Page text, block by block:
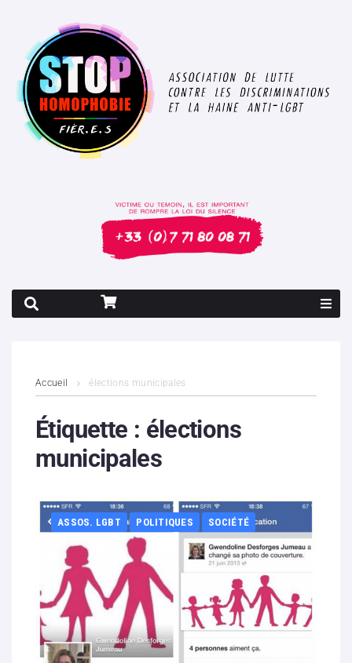
Contenus litigieux
Nous soutenir
Partenaires
Contacts
Hébergement solidaire
Accueil élections municipales
Étiquette : élections
municipales
ASSOS. LGBT POLITIQUES SOCIÉTÉ